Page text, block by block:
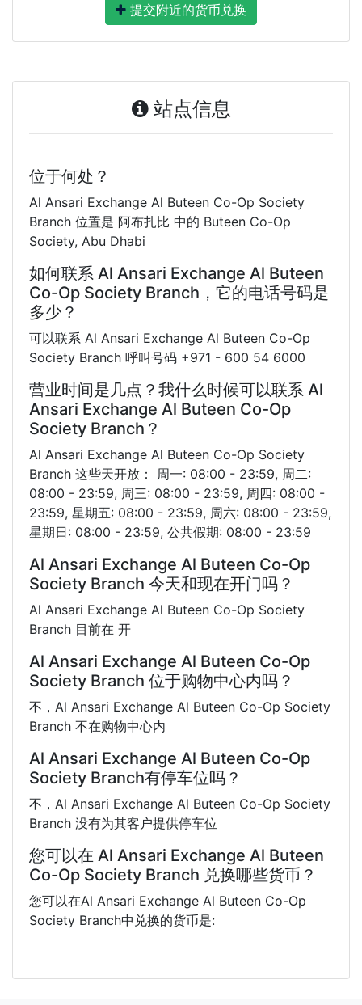
提交附近的货币兑换
站点信息
位于何处？
Al Ansari Exchange Al Buteen Co-Op Society
Branch 位置是 阿布扎比 中的 Buteen Co-Op
Society, Abu Dhabi
如何联系 Al Ansari Exchange Al Buteen
Co-Op Society Branch，它的电话号码是
多少？
可以联系 Al Ansari Exchange Al Buteen Co-Op
Society Branch 呼叫号码 +971 - 600 54 6000
营业时间是几点？我什么时候可以联系 Al
Ansari Exchange Al Buteen Co-Op
Society Branch？
Al Ansari Exchange Al Buteen Co-Op Society
Branch 这些天开放： 周一: 08:00 - 23:59, 周二:
08:00 - 23:59, 周三: 08:00 - 23:59, 周四: 08:00 -
23:59, 星期五: 08:00 - 23:59, 周六: 08:00 - 23:59,
星期日: 08:00 - 23:59, 公共假期: 08:00 - 23:59
Al Ansari Exchange Al Buteen Co-Op
Society Branch 今天和现在开门吗？
Al Ansari Exchange Al Buteen Co-Op Society
Branch 目前在 开
Al Ansari Exchange Al Buteen Co-Op
Society Branch 位于购物中心内吗？
不，Al Ansari Exchange Al Buteen Co-Op Society
Branch 不在购物中心内
Al Ansari Exchange Al Buteen Co-Op
Society Branch有停车位吗？
不，Al Ansari Exchange Al Buteen Co-Op Society
Branch 没有为其客户提供停车位
您可以在 Al Ansari Exchange Al Buteen
Co-Op Society Branch 兑换哪些货币？
您可以在Al Ansari Exchange Al Buteen Co-Op
Society Branch中兑换的货币是: